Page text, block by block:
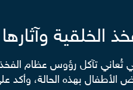
وآثارها
تُعاني تآكل رؤوس عظام
بهذه الحالة، وأكد